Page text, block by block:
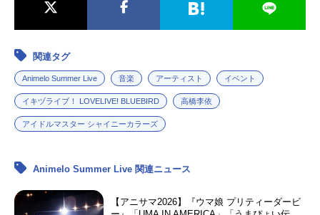
関連タグ
Animelo Summer Live 音楽 アーティスト イベント
イキヅライブ！ LOVELIVE! BLUEBIRD 高橋李依
アイドルマスター シャイニーカラーズ
Animelo Summer Live 関連ニュース
【アニサマ2026】『ウマ娘 プリティーダービ